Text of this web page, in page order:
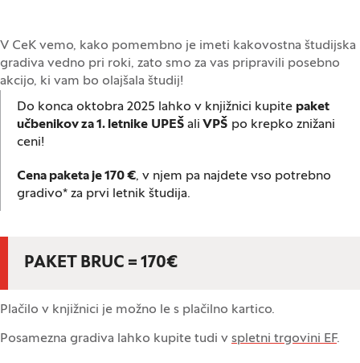
V CeK vemo, kako pomembno je imeti kakovostna študijska
gradiva vedno pri roki, zato smo za vas pripravili posebno
akcijo, ki vam bo olajšala študij!
Do konca oktobra 2025 lahko v knjižnici kupite paket
učbenikov za 1. letnike UPEŠ ali VPŠ po krepko znižani
ceni!
Cena paketa je 170 €, v njem pa najdete vso potrebno
gradivo* za prvi letnik študija.
PAKET BRUC = 1 70€
Plačilo v knjižnici je možno le s plačilno kartico.
Posamezna gradiva lahko kupite tudi v spletni trgovini EF.